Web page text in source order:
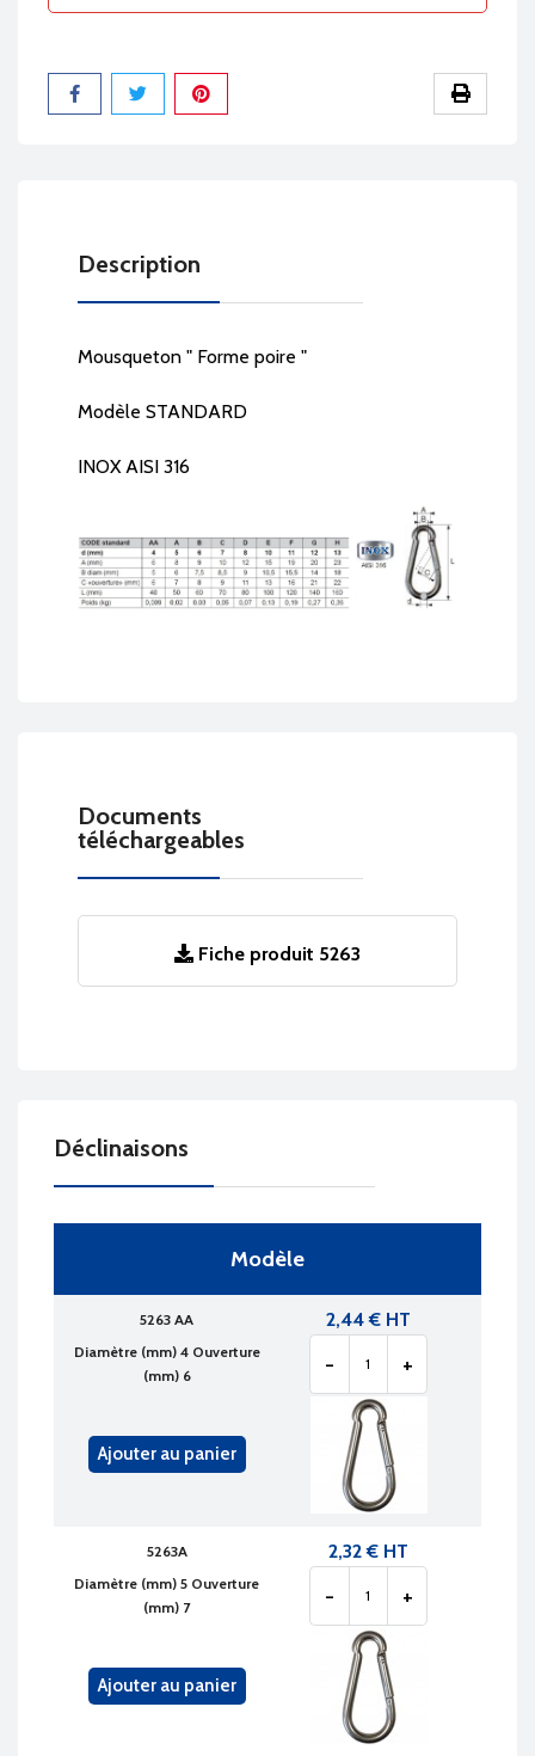
Partager
Description
Mousqueton " Forme poire "
Modèle STANDARD
INOX AISI 316
Documents
téléchargeables
Fiche produit 5263
Déclinaisons
Modèle
5263 AA
Diamètre (mm) 4 Ouverture
(mm) 6
2,44 € HT
- +
Ajouter au panier
5263A
Diamètre (mm) 5 Ouverture
(mm) 7
2,32 € HT
- +
Ajouter au panier